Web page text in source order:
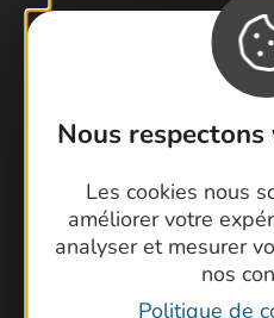
Nous
Les cookies nous
améliorer votre
analyser et mesurer
nos
Politique de
Foire